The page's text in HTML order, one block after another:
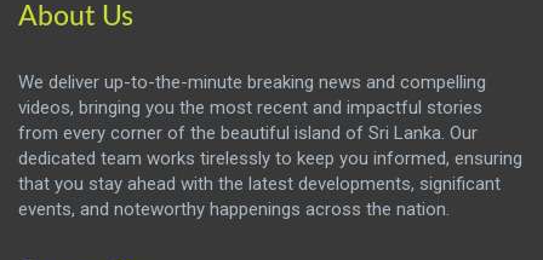
About Us
We deliver up-to-the-minute breaking news and compelling
videos, bringing you the most recent and impactful stories
from every corner of the beautiful island of Sri Lanka. Our
dedicated team works tirelessly to keep you informed, ensuring
that you stay ahead with the latest developments, significant
events, and noteworthy happenings across the nation.